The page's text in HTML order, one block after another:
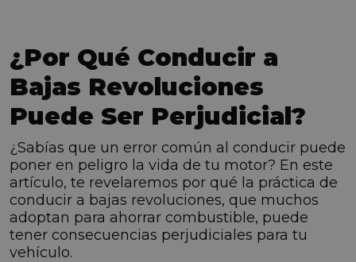
¿Por Qué Conducir a
Bajas Revoluciones
Puede Ser Perjudicial?
¿Sabías que un error común al conducir puede
poner en peligro la vida de tu motor? En este
artículo, te revelaremos por qué la práctica de
conducir a bajas revoluciones, que muchos
adoptan para ahorrar combustible, puede
tener consecuencias perjudiciales para tu
vehículo.